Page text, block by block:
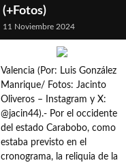
(+Fotos)
11 Noviembre 2024
Valencia (Por: Luis González
Manrique/ Fotos: Jacinto
Oliveros – Instagram y X:
@jacin44).- Por el occidente
del estado Carabobo, como
estaba previsto en el
cronograma, la reliquia de la